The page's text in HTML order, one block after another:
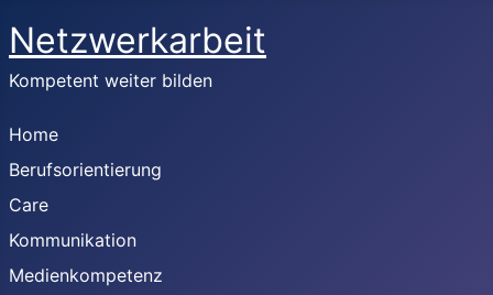
Netzwerkarbeit
Kompetent weiter bilden
Home
Berufsorientierung
Care
Kommunikation
Medienkompetenz